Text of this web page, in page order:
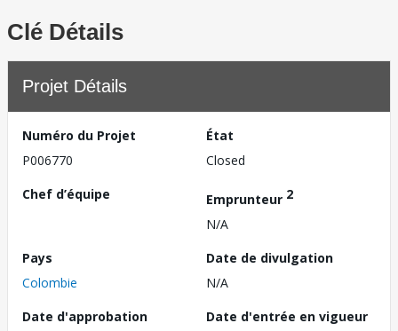
Clé Détails
Projet Détails
Numéro du Projet
P006770
État
Closed
Chef d’équipe
Emprunteur 2
N/A
Pays
Colombie
Date de divulgation
N/A
Date d'approbation
Date d'entrée en vigueur